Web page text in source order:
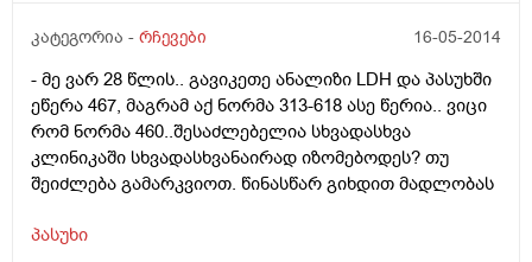
კატეგორია - რჩევები 16-05-2014
- მე ვარ 28 წლის.. გავიკეთე ანალიზი LDH და პასუხში
ეწერა 467, მაგრამ აქ ნორმა 313-618 ასე წერია.. ვიცი
რომ ნორმა 460..შესაძლებელია სხვადასხვა
კლინიკაში სხვადასხვანაირად იზომებოდეს? თუ
შეიძლება გამარკვიოთ. წინასწარ გიხდით მადლობას
პასუხი